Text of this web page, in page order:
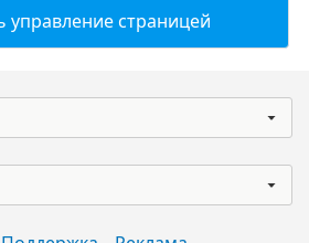
управление страницей